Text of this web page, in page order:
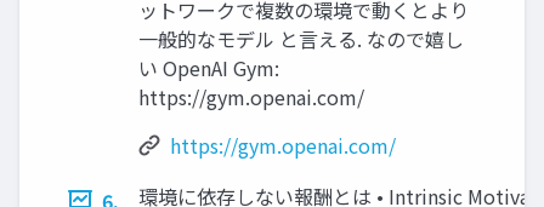
ットワークで複数の環境で動くとより
一般的なモデル と言える. なので嬉し
い OpenAI Gym:
https://gym.openai.com/
https://gym.openai.com/
環境に依存しない報酬とは • Intrinsic